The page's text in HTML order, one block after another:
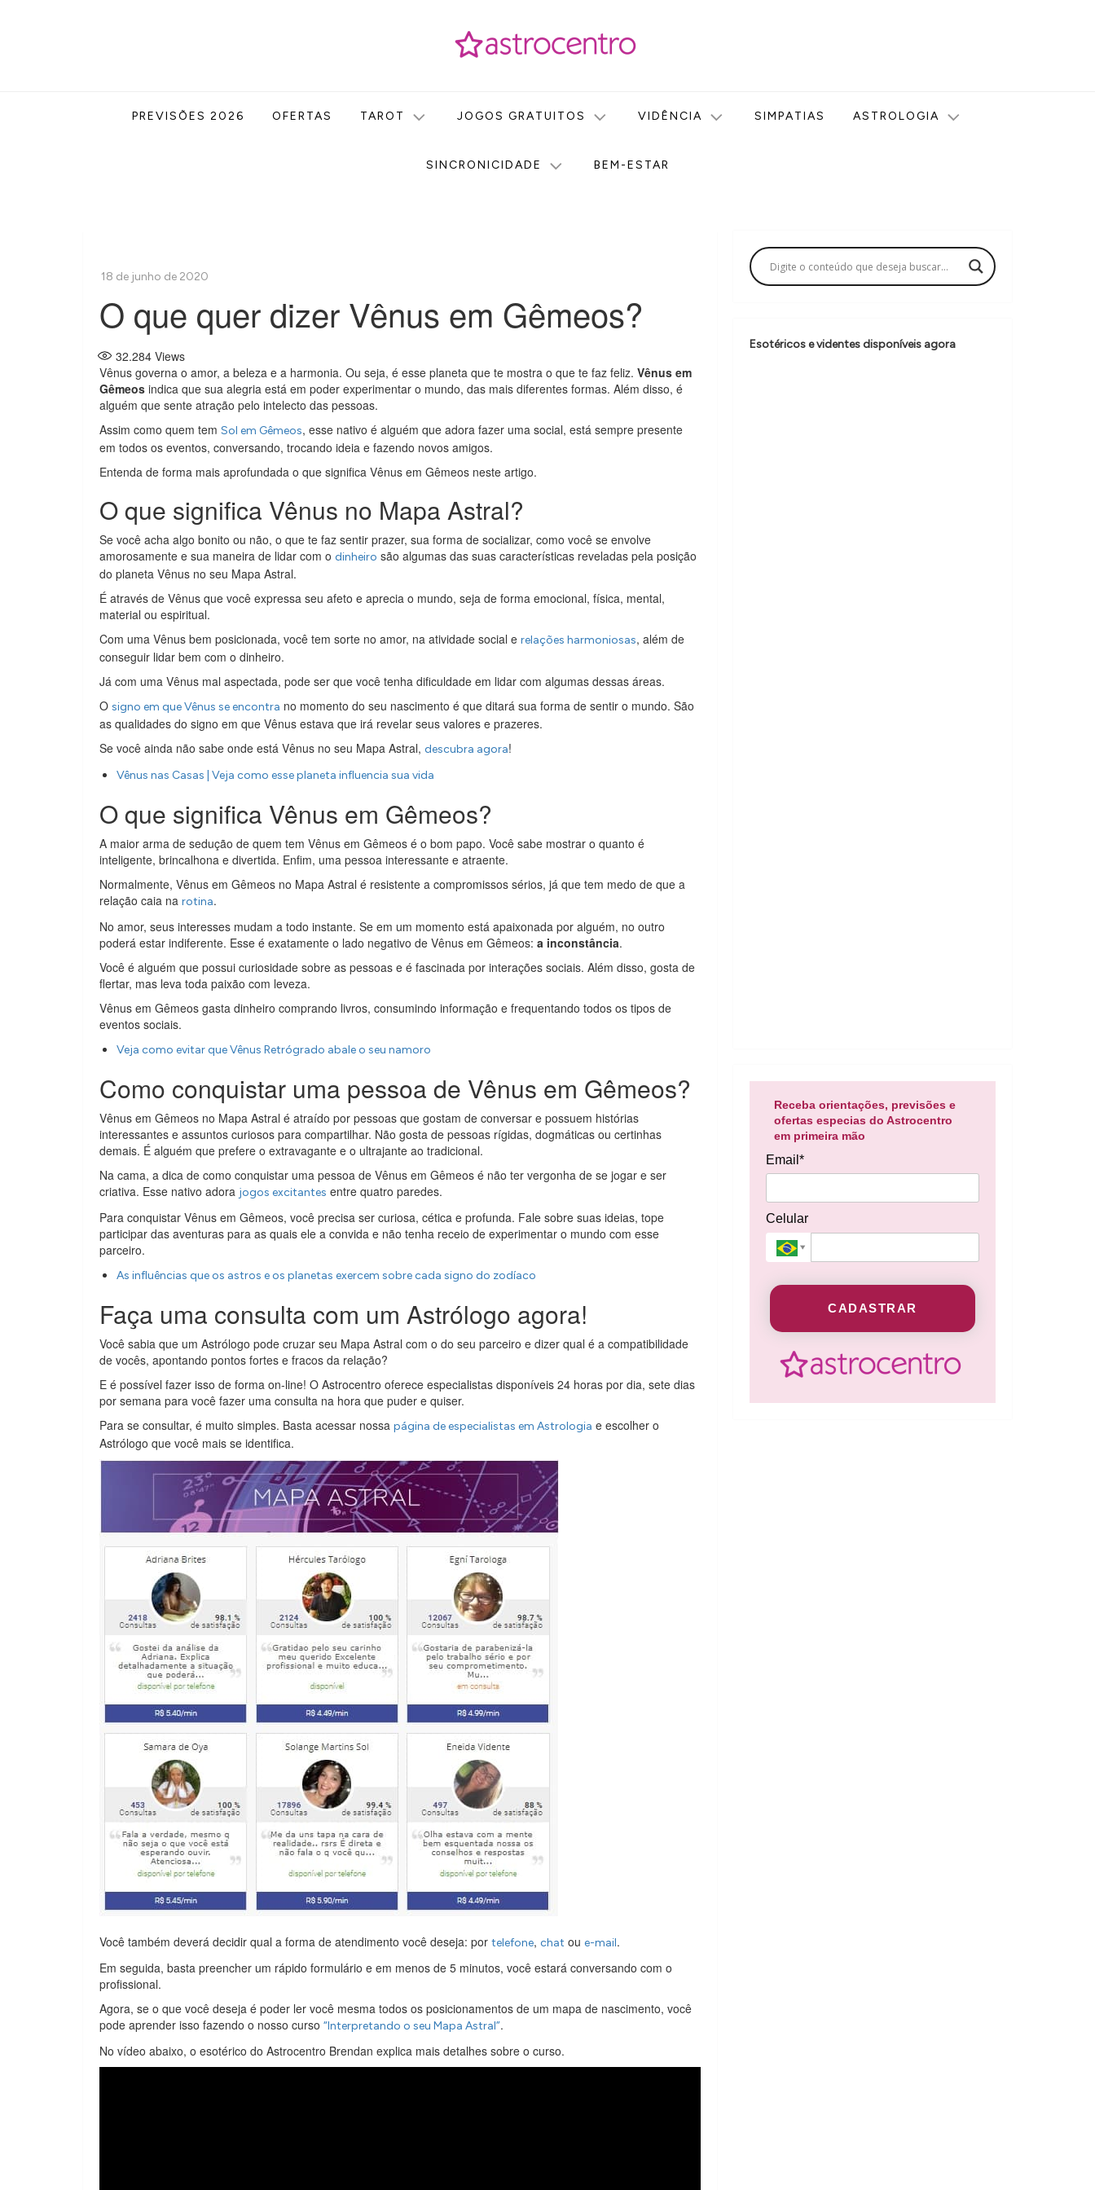
PREVISÕES 2026 OFERTAS TAROT JOGOS GRATUITOS VIDÊNCIA SIMPATIAS ASTROLOGIA
SINCRONICIDADE BEM-ESTAR
O que quer dizer Vênus em Gêmeos?
32.284 Views
Vênus governa o amor, a beleza e a harmonia. Ou seja, é esse planeta que te mostra o que te faz feliz. Vênus em
Gêmeos indica que sua alegria está em poder experimentar o mundo, das mais diferentes formas. Além disso, é
alguém que sente atração pelo intelecto das pessoas.
Assim como quem tem Sol em Gêmeos, esse nativo é alguém que adora fazer uma social, está sempre presente
em todos os eventos, conversando, trocando ideia e fazendo novos amigos.
Entenda de forma mais aprofundada o que significa Vênus em Gêmeos neste artigo.
O que significa Vênus no Mapa Astral?
Se você acha algo bonito ou não, o que te faz sentir prazer, sua forma de socializar, como você se envolve
amorosamente e sua maneira de lidar com o dinheiro são algumas das suas características reveladas pela posição
do planeta Vênus no seu Mapa Astral.
É através de Vênus que você expressa seu afeto e aprecia o mundo, seja de forma emocional, física, mental,
material ou espiritual.
Com uma Vênus bem posicionada, você tem sorte no amor, na atividade social e relações harmoniosas, além de
conseguir lidar bem com o dinheiro.
Já com uma Vênus mal aspectada, pode ser que você tenha dificuldade em lidar com algumas dessas áreas.
O signo em que Vênus se encontra no momento do seu nascimento é que ditará sua forma de sentir o mundo. São
as qualidades do signo em que Vênus estava que irá revelar seus valores e prazeres.
Se você ainda não sabe onde está Vênus no seu Mapa Astral, descubra agora!
Vênus nas Casas | Veja como esse planeta influencia sua vida
O que significa Vênus em Gêmeos?
A maior arma de sedução de quem tem Vênus em Gêmeos é o bom papo. Você sabe mostrar o quanto é
inteligente, brincalhona e divertida. Enfim, uma pessoa interessante e atraente.
Normalmente, Vênus em Gêmeos no Mapa Astral é resistente a compromissos sérios, já que tem medo de que a
relação caia na rotina.
No amor, seus interesses mudam a todo instante. Se em um momento está apaixonada por alguém, no outro
poderá estar indiferente. Esse é exatamente o lado negativo de Vênus em Gêmeos: a inconstância.
Você é alguém que possui curiosidade sobre as pessoas e é fascinada por interações sociais. Além disso, gosta de
flertar, mas leva toda paixão com leveza.
Vênus em Gêmeos gasta dinheiro comprando livros, consumindo informação e frequentando todos os tipos de
eventos sociais.
Veja como evitar que Vênus Retrógrado abale o seu namoro
Como conquistar uma pessoa de Vênus em Gêmeos?
Vênus em Gêmeos no Mapa Astral é atraído por pessoas que gostam de conversar e possuem histórias
interessantes e assuntos curiosos para compartilhar. Não gosta de pessoas rígidas, dogmáticas ou certinhas
demais. É alguém que prefere o extravagante e o ultrajante ao tradicional.
Na cama, a dica de como conquistar uma pessoa de Vênus em Gêmeos é não ter vergonha de se jogar e ser
criativa. Esse nativo adora jogos excitantes entre quatro paredes.
Para conquistar Vênus em Gêmeos, você precisa ser curiosa, cética e profunda. Fale sobre suas ideias, tope
participar das aventuras para as quais ele a convida e não tenha receio de experimentar o mundo com esse
parceiro.
As influências que os astros e os planetas exercem sobre cada signo do zodíaco
Faça uma consulta com um Astrólogo agora!
Você sabia que um Astrólogo pode cruzar seu Mapa Astral com o do seu parceiro e dizer qual é a compatibilidade
de vocês, apontando pontos fortes e fracos da relação?
E é possível fazer isso de forma on-line! O Astrocentro oferece especialistas disponíveis 24 horas por dia, sete dias
por semana para você fazer uma consulta na hora que puder e quiser.
Para se consultar, é muito simples. Basta acessar nossa página de especialistas em Astrologia e escolher o
Astrólogo que você mais se identifica.
Você também deverá decidir qual a forma de atendimento você deseja: por telefone, chat ou e-mail.
Em seguida, basta preencher um rápido formulário e em menos de 5 minutos, você estará conversando com o
profissional.
Agora, se o que você deseja é poder ler você mesma todos os posicionamentos de um mapa de nascimento, você
pode aprender isso fazendo o nosso curso “Interpretando o seu Mapa Astral”.
No vídeo abaixo, o esotérico do Astrocentro Brendan explica mais detalhes sobre o curso.
Esotéricos e videntes disponíveis agora
Receba orientações, previsões e
ofertas especias do Astrocentro
em primeira mão
Email*
Celular
CADASTRAR